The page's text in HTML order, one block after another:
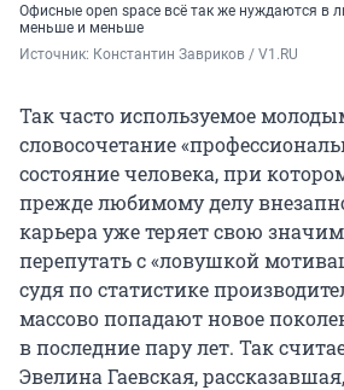
Офисные open space всё так же нуждаются в
меньше и меньше
Источник: Константин Завриков / V1.RU
Так часто используемое
словосочетание
состояние человека, при
прежде любимому делу
карьера уже теряет свою
перепутать с «ловушкой
судя по статистике
массово попадают новое
в последние пару лет. Так
Эвелина Гаевская,